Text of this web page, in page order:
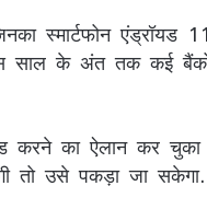
स्मार्टफोन
साल के अंत तक कई
का ऐलान कर
तो उसे पकड़ा जा